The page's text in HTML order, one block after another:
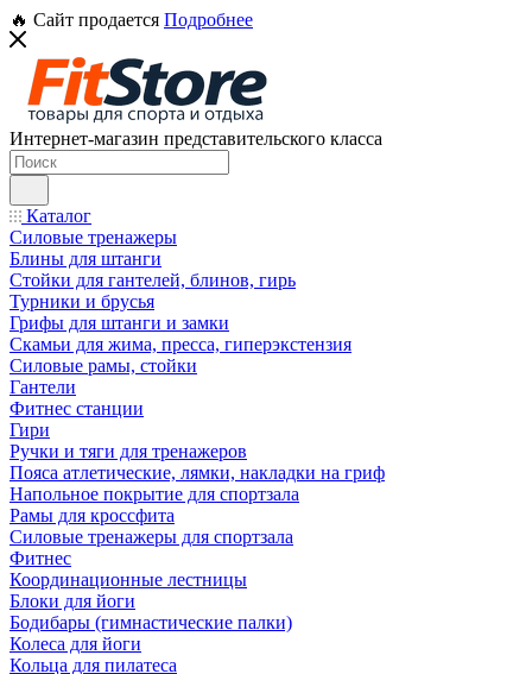
🔥 Сайт продается Подробнее
Интернет-магазин представительского класса
Каталог
Силовые тренажеры
Блины для штанги
Стойки для гантелей, блинов, гирь
Турники и брусья
Грифы для штанги и замки
Скамьи для жима, пресса, гиперэкстензия
Силовые рамы, стойки
Гантели
Фитнес станции
Гири
Ручки и тяги для тренажеров
Пояса атлетические, лямки, накладки на гриф
Напольное покрытие для спортзала
Рамы для кроссфита
Силовые тренажеры для спортзала
Фитнес
Координационные лестницы
Блоки для йоги
Бодибары (гимнастические палки)
Колеса для йоги
Кольца для пилатеса